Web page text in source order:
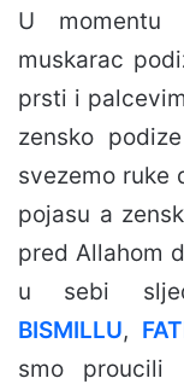
U momentu
muskarac
prsti i
zensko
svezemo ruke
pojasu a
pred Allahom
u sebi
BISMILLU,
smo proucili